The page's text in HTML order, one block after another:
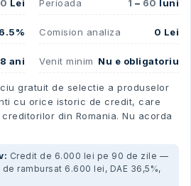
Lei Perioada 1 – 60 luni
Comision analiza 0 Lei
ani Venit minim Nu e obligatoriu
gratuit de selectie a produselor
cu orice istoric de credit, care
din Romania. Nu acorda
Credit de 6.000 lei pe 90 de zile —
rambursat 6.600 lei, DAE 36,5%,